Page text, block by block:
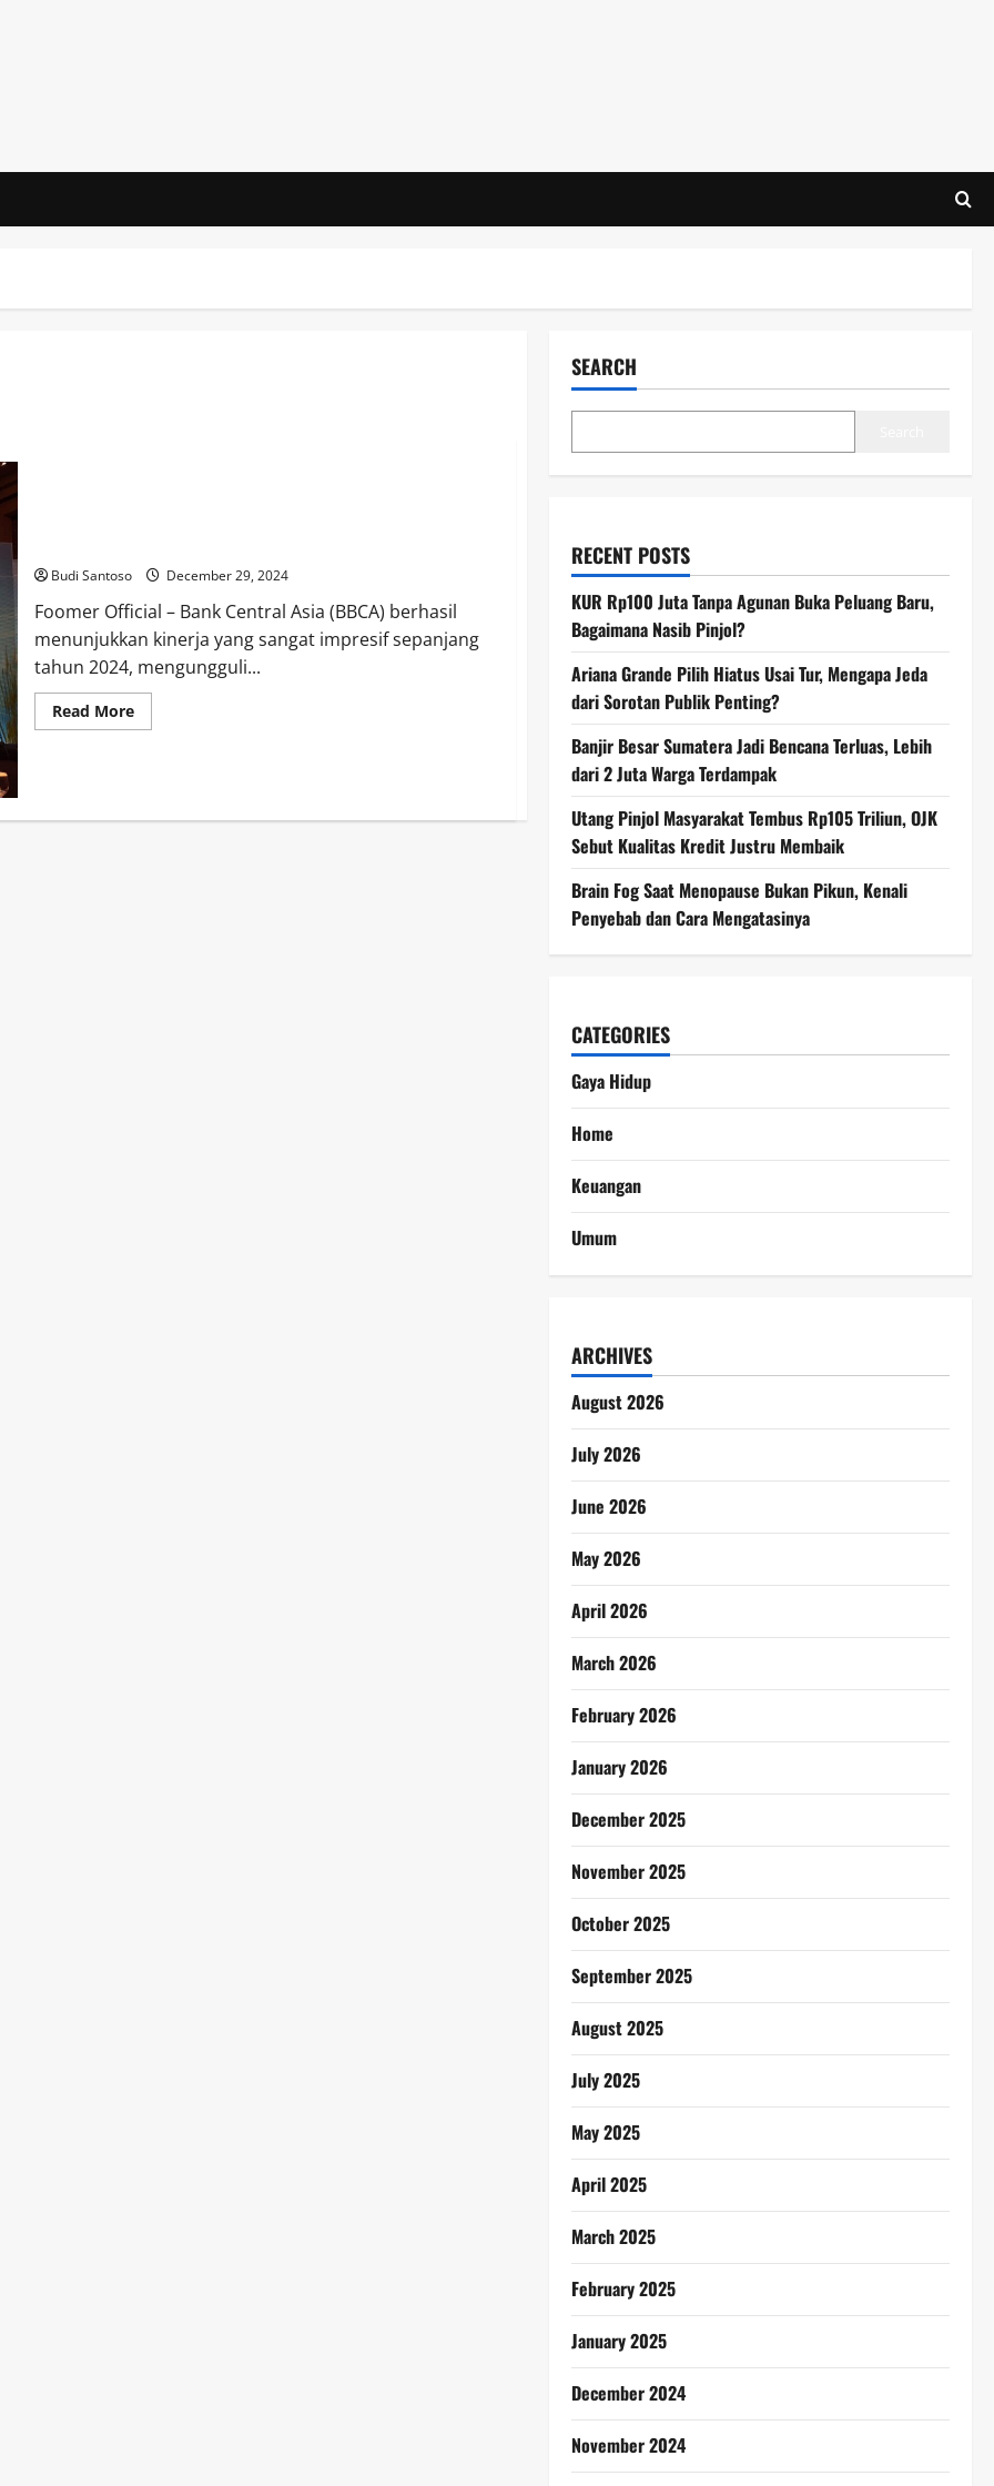
Budi Santoso December 29, 2024
Foomer Official – Bank Central Asia (BBCA) berhasil
menunjukkan kinerja yang sangat impresif sepanjang
tahun 2024, mengungguli...
Read MoreRead
more
Bank
SEARCH
RECENT POSTS
KUR Rp100 Juta Tanpa Agunan Buka Peluang Baru,
Bagaimana Nasib Pinjol?
Ariana Grande Pilih Hiatus Usai Tur, Mengapa Jeda
dari Sorotan Publik Penting?
Banjir Besar Sumatera Jadi Bencana Terluas, Lebih
dari 2 Juta Warga Terdampak
Utang Pinjol Masyarakat Tembus Rp105 Triliun, OJK
Sebut Kualitas Kredit Justru Membaik
Brain Fog Saat Menopause Bukan Pikun, Kenali
Penyebab dan Cara Mengatasinya
CATEGORIES
Gaya Hidup
Home
Keuangan
Umum
ARCHIVES
August 2026
July 2026
June 2026
May 2026
April 2026
March 2026
February 2026
January 2026
December 2025
November 2025
October 2025
September 2025
August 2025
July 2025
May 2025
April 2025
March 2025
February 2025
January 2025
December 2024
November 2024